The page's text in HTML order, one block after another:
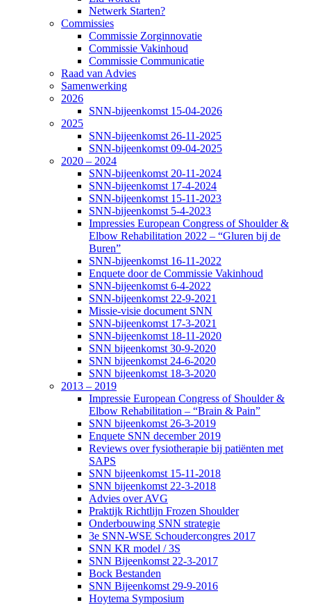
Netwerk Starten?
Commissies
Commissie Zorginnovatie
Commissie Vakinhoud
Commissie Communicatie
Raad van Advies
Samenwerking
2026
SNN-bijeenkomst 15-04-2026
2025
SNN-bijeenkomst 26-11-2025
SNN-bijeenkomst 09-04-2025
2020 – 2024
SNN-bijeenkomst 20-11-2024
SNN-bijeenkomst 17-4-2024
SNN-bijeenkomst 15-11-2023
SNN-bijeenkomst 5-4-2023
Impressies European Congress of Shoulder &
Elbow Rehabilitation 2022 – “Gluren bij de
Buren”
SNN-bijeenkomst 16-11-2022
Enquete door de Commissie Vakinhoud
SNN-bijeenkomst 6-4-2022
SNN-bijeenkomst 22-9-2021
Missie-visie document SNN
SNN-bijeenkomst 17-3-2021
SNN-bijeenkomst 18-11-2020
SNN bijeenkomst 30-9-2020
SNN bijeenkomst 24-6-2020
SNN bijeenkomst 18-3-2020
2013 – 2019
Impressie European Congress of Shoulder &
Elbow Rehabilitation – “Brain & Pain”
SNN bijeenkomst 26-3-2019
Enquete SNN december 2019
Reviews over fysiotherapie bij patiënten met
SAPS
SNN bijeenkomst 15-11-2018
SNN bijeenkomst 22-3-2018
Advies over AVG
Praktijk Richtlijn Frozen Shoulder
Onderbouwing SNN strategie
3e SNN-WSE Schoudercongres 2017
SNN KR model / 3S
SNN Bijeenkomst 22-3-2017
Bock Bestanden
SNN Bijeenkomst 29-9-2016
Hoytema Symposium